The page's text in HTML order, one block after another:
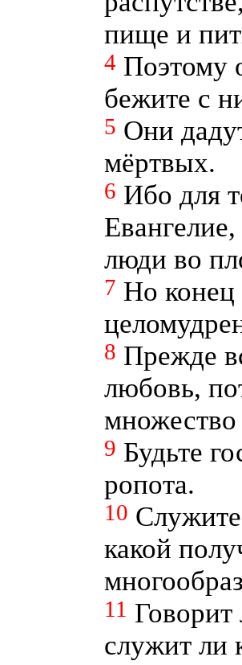
пище и
4 Поэтому
бежите с
5 Они
мёртвых.
6 Ибо для
люди во
7 Но конец
8 Прежде
любовь,
множество
9 Будьте
ропота.
10
какой
11 Говорит
служит ли